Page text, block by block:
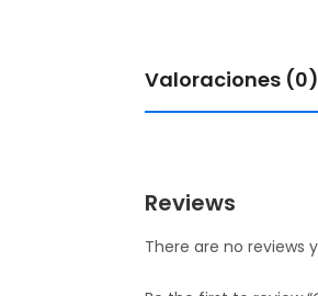
Valoraciones (0)
Reviews
There are no reviews